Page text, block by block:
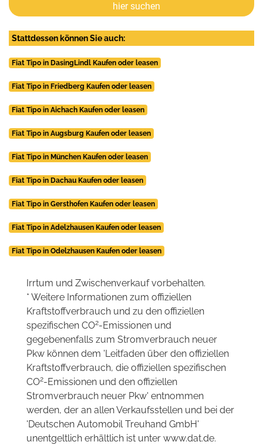
hier suchen
Stattdessen können Sie auch:
Fiat Tipo in DasingLindl Kaufen oder leasen
Fiat Tipo in Friedberg Kaufen oder leasen
Fiat Tipo in Aichach Kaufen oder leasen
Fiat Tipo in Augsburg Kaufen oder leasen
Fiat Tipo in München Kaufen oder leasen
Fiat Tipo in Dachau Kaufen oder leasen
Fiat Tipo in Gersthofen Kaufen oder leasen
Fiat Tipo in Adelzhausen Kaufen oder leasen
Fiat Tipo in Odelzhausen Kaufen oder leasen
Irrtum und Zwischenverkauf vorbehalten.
* Weitere Informationen zum offiziellen
Kraftstoffverbrauch und zu den offiziellen
spezifischen CO2-Emissionen und
gegebenenfalls zum Stromverbrauch neuer
Pkw können dem 'Leitfaden über den offiziellen
Kraftstoffverbrauch, die offiziellen spezifischen
CO2-Emissionen und den offiziellen
Stromverbrauch neuer Pkw' entnommen
werden, der an allen Verkaufsstellen und bei der
'Deutschen Automobil Treuhand GmbH'
unentgeltlich erhältlich ist unter www.dat.de.